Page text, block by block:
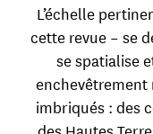
L’échelle
cette revue – se
se spatialise
imbriqués : des